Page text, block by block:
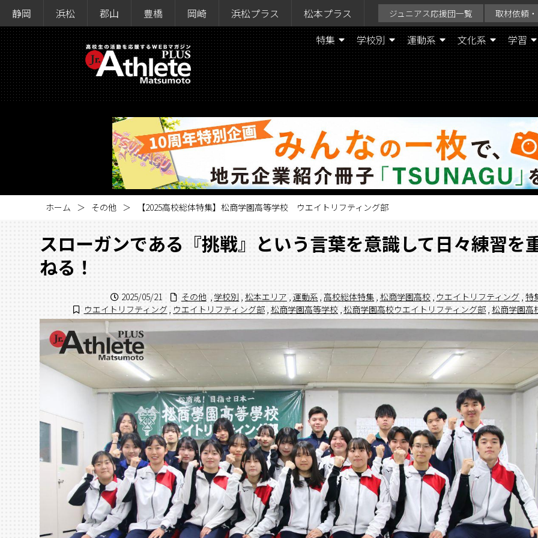
静岡 浜松 郡山 豊橋 岡崎 浜松プラス 松本プラス ジュニアス応援団一覧 取材依頼
特集 学校別 運動系 文化系 学習
ホーム その他 【2025高校総体特集】松商学園高等学校 ウエイトリフティング部
スローガンである『挑戦』という言葉を意識して日々練習を
ねる！
2025/05/21 その他 , 学校別 , 松本エリア , 運動系 , 高校総体特集 , 松商学園高校 , ウエイトリフティング , 特
ウエイトリフティング , ウエイトリフティング部 , 松商学園高等学校 ,松商学園高校ウエイトリフティング部 , 松商学園高